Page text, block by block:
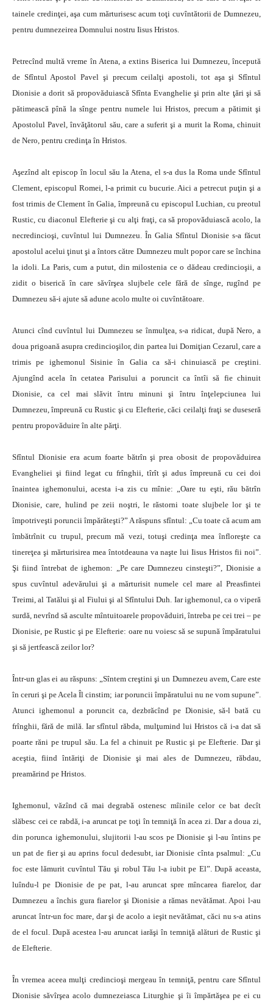
tainele credinţei, aşa cum mărturisesc acum toţi cuvîntătorii de Dumnezeu,
pentru dumnezeirea Domnului nostru Iisus Hristos.
Petrecînd multă vreme în Atena, a extins Biserica lui Dumnezeu, începută
de Sfîntul Apostol Pavel şi precum ceilalţi apostoli, tot aşa şi Sfîntul
Dionisie a dorit să propovăduiască Sfînta Evanghelie şi prin alte ţări şi să
pătimească pînă la sînge pentru numele lui Hristos, precum a pătimit şi
Apostolul Pavel, învăţătorul său, care a suferit şi a murit la Roma, chinuit
de Nero, pentru credinţa în Hristos.
Aşezînd alt episcop în locul său la Atena, el s-a dus la Roma unde Sfîntul
Clement, episcopul Romei, l-a primit cu bucurie. Aici a petrecut puţin şi a
fost trimis de Clement în Galia, împreună cu episcopul Luchian, cu preotul
Rustic, cu diaconul Elefterie şi cu alţi fraţi, ca să propovăduiască acolo, la
necredincioşi, cuvîntul lui Dumnezeu. În Galia Sfîntul Dionisie s-a făcut
apostolul acelui ţinut şi a întors către Dumnezeu mult popor care se închina
la idoli. La Paris, cum a putut, din milostenia ce o dădeau credincioşii, a
zidit o biserică în care săvîrşea slujbele cele fără de sînge, rugînd pe
Dumnezeu să-i ajute să adune acolo multe oi cuvîntătoare.
Atunci cînd cuvîntul lui Dumnezeu se înmulţea, s-a ridicat, după Nero, a
doua prigoană asupra credincioşilor, din partea lui Domiţian Cezarul, care a
trimis pe ighemonul Sisinie în Galia ca să-i chinuiască pe creştini.
Ajungînd acela în cetatea Parisului a poruncit ca întîi să fie chinuit
Dionisie, ca cel mai slăvit întru minuni şi întru înţelepciunea lui
Dumnezeu, împreună cu Rustic şi cu Elefterie, căci ceilalţi fraţi se duseseră
pentru propovăduire în alte părţi.
Sfîntul Dionisie era acum foarte bătrîn şi prea obosit de propovăduirea
Evangheliei şi fiind legat cu frînghii, tîrît şi adus împreună cu cei doi
înaintea ighemonului, acesta i-a zis cu mînie: „Oare tu eşti, rău bătrîn
Dionisie, care, hulind pe zeii noştri, le răstorni toate slujbele lor şi te
împotriveşti poruncii împărăteşti?” A răspuns sfîntul: „Cu toate că acum am
îmbătrînit cu trupul, precum mă vezi, totuşi credinţa mea înfloreşte ca
tinereţea şi mărturisirea mea întotdeauna va naşte lui Iisus Hristos fii noi”.
Şi fiind întrebat de ighemon: „Pe care Dumnezeu cinsteşti?”, Dionisie a
spus cuvîntul adevărului şi a mărturisit numele cel mare al Preasfintei
Treimi, al Tatălui şi al Fiului şi al Sfîntului Duh. Iar ighemonul, ca o viperă
surdă, nevrînd să asculte mîntuitoarele propovăduiri, întreba pe cei trei – pe
Dionisie, pe Rustic şi pe Elefterie: oare nu voiesc să se supună împăratului
şi să jertfească zeilor lor?
Într-un glas ei au răspuns: „Sîntem creştini şi un Dumnezeu avem, Care este
în ceruri şi pe Acela Îl cinstim; iar poruncii împăratului nu ne vom supune”.
Atunci ighemonul a poruncit ca, dezbrăcînd pe Dionisie, să-l bată cu
frînghii, fără de milă. Iar sfîntul răbda, mulţumind lui Hristos că i-a dat să
poarte răni pe trupul său. La fel a chinuit pe Rustic şi pe Elefterie. Dar şi
aceştia, fiind întăriţi de Dionisie şi mai ales de Dumnezeu, răbdau,
preamărind pe Hristos.
Ighemonul, văzînd că mai degrabă ostenesc mîinile celor ce bat decît
slăbesc cei ce rabdă, i-a aruncat pe toţi în temniţă în acea zi. Dar a doua zi,
din porunca ighemonului, slujitorii l-au scos pe Dionisie şi l-au întins pe
un pat de fier şi au aprins focul dedesubt, iar Dionisie cînta psalmul: „Cu
foc este lămurit cuvîntul Tău şi robul Tău l-a iubit pe El”. După aceasta,
luîndu-l pe Dionisie de pe pat, l-au aruncat spre mîncarea fiarelor, dar
Dumnezeu a închis gura fiarelor şi Dionisie a rămas nevătămat. Apoi l-au
aruncat într-un foc mare, dar şi de acolo a ieşit nevătămat, căci nu s-a atins
de el focul. După acestea l-au aruncat iarăşi în temniţă alături de Rustic şi
de Elefterie.
În vremea aceea mulţi credincioşi mergeau în temniţă, pentru care Sfîntul
Dionisie săvîrşea acolo dumnezeiasca Liturghie şi îi împărtăşea pe ei cu